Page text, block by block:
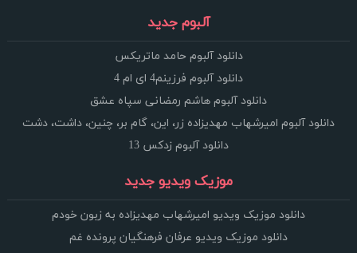
آلبوم جدید
دانلود آلبوم حامد ماتریکس
دانلود آلبوم فرزینم4 ای ام 4
دانلود آلبوم هاشم رمضانی سپاه عشق
دانلود آلبوم امیرشهاب مهدیزاده زر، این، گام بر، چنین، داشت، دشت
دانلود آلبوم زدکس 13
موزیک ویدیو جدید
دانلود موزیک ویدیو امیرشهاب مهدیزاده به زبون خودم
دانلود موزیک ویدیو عرفان فرهنگیان پرونده غم